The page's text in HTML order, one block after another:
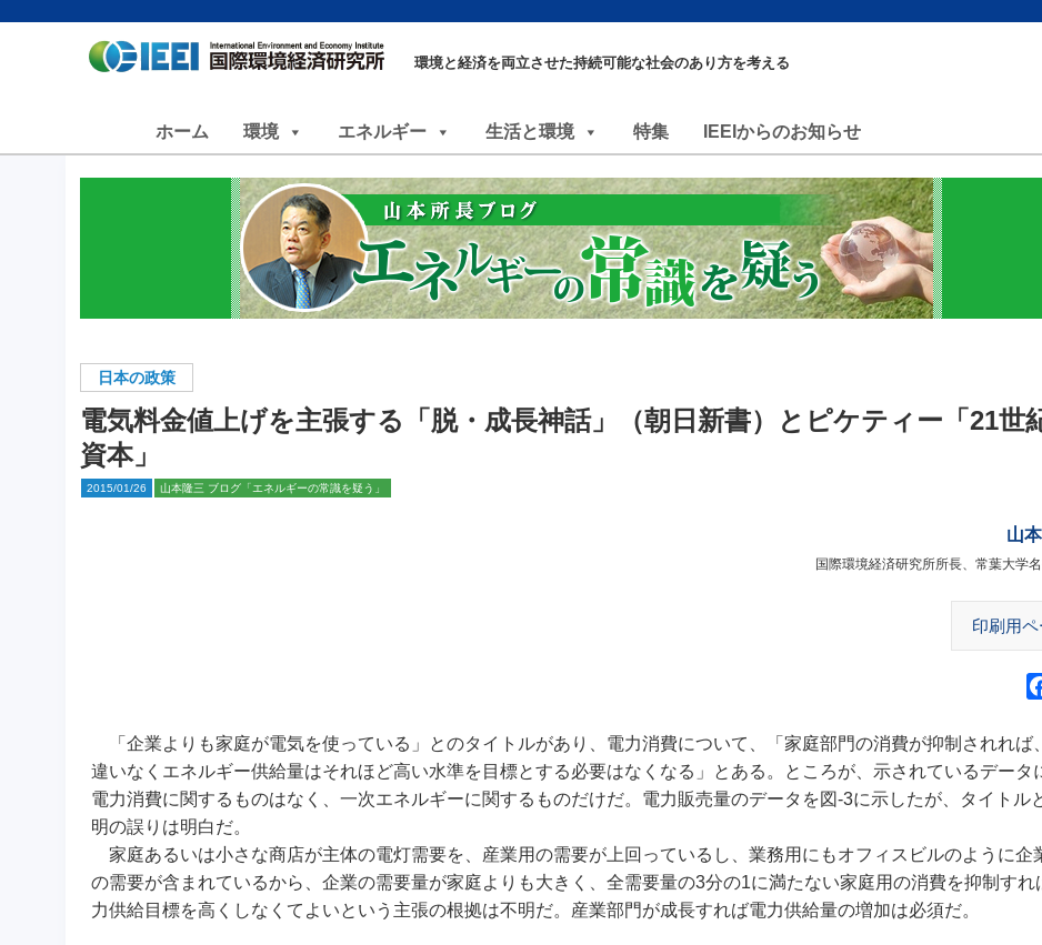
環境と経済を両立させた持続可能な社会のあり方を考える
ホーム 環境 エネルギー 生活と環境 特集 IEEIからのお知らせ
日本の政策
電気料金値上げを主張する「脱・成長神話」（朝日新書）とピケティー「21世
資本」
2015/01/26 山本隆三 ブログ「エネルギーの常識を疑う」
山
国際環境経済研究所所長、常葉大学
印刷用ペ
「企業よりも家庭が電気を使っている」とのタイトルがあり、電力消費について、「家庭部門の消費が抑制されれば
違いなくエネルギー供給量はそれほど高い水準を目標とする必要はなくなる」とある。ところが、示されているデータ
電力消費に関するものはなく、一次エネルギーに関するものだけだ。電力販売量のデータを図‐3に示したが、タイトル
明の誤りは明白だ。
家庭あるいは小さな商店が主体の電灯需要を、産業用の需要が上回っているし、業務用にもオフィスビルのように企
の需要が含まれているから、企業の需要量が家庭よりも大きく、全需要量の3分の1に満たない家庭用の消費を抑制すれ
力供給目標を高くしなくてよいという主張の根拠は不明だ。産業部門が成長すれば電力供給量の増加は必須だ。